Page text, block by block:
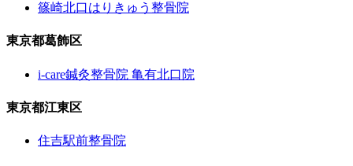
篠崎北口はりきゅう整骨院
東京都葛飾区
i-care鍼灸整骨院 亀有北口院
東京都江東区
住吉駅前整骨院